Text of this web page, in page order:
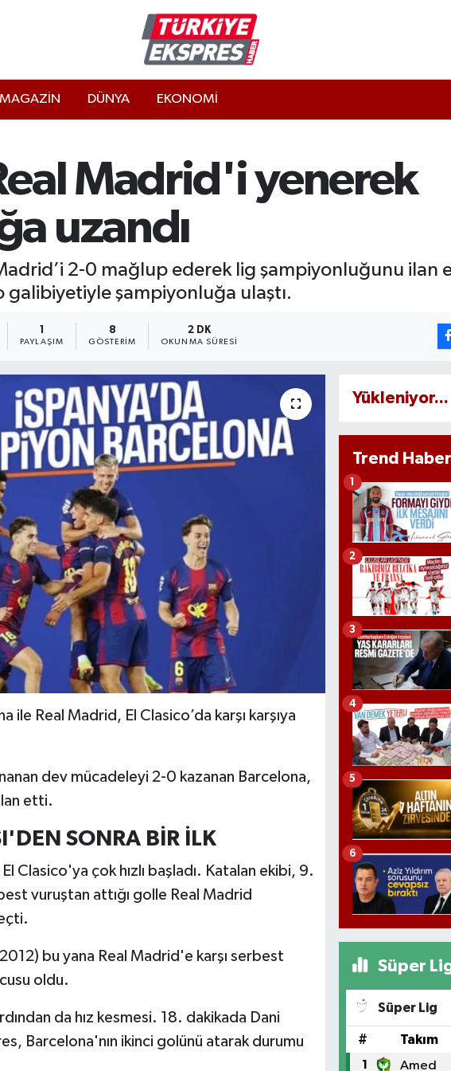
MAGAZİN DÜNYA EKONOMİ
Madrid'i yenerek
uzandı
2-0 mağlup ederek lig şampiyonluğunu ilan
galibiyetiyle şampiyonluğa ulaştı.
PAYLAŞIM
8
GÖSTERIM
2 DK
OKUNMA SÜRESI
ile Real Madrid, El Clasico’da karşı karşıya
dev mücadeleyi 2-0 kazanan Barcelona,
etti.
SONRA BİR İLK
Clasico'ya çok hızlı başladı. Katalan ekibi, 9.
vuruştan attığı golle Real Madrid
bu yana Real Madrid'e karşı serbest
oldu.
da hız kesmesi. 18. dakikada Dani
Barcelona'nın ikinci golünü atarak durumu
Yükleniyor...
Trend
1
2
3
4
5
6
Süper
Süper Lig
# Takım
1 Amed